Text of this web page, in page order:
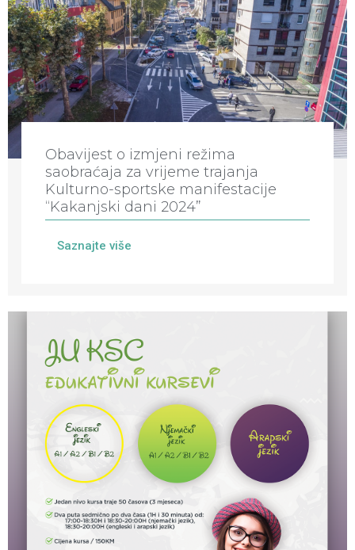
Obavijest o izmjeni režima
saobraćaja za vrijeme trajanja
Kulturno-sportske manifestacije
“Kakanjski dani 2024”
Saznajte više